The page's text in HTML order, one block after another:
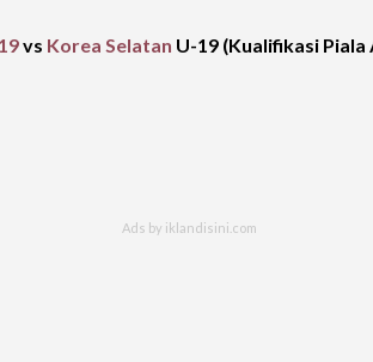
vs Korea Selatan U-19 (Kualifikasi Piala